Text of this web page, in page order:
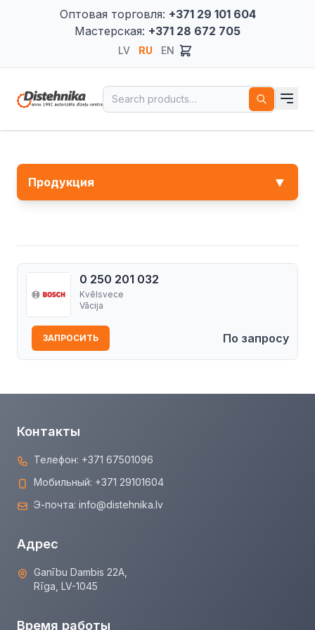
Оптовая торговля: +371 29 101 604
Мастерская: +371 28 672 705
LV RU EN
Search for:
Продукция ▼
0 250 201 032
Kvēlsvece
Vācija
По запросу
ЗАПРОСИТЬ
Контакты
Телефон: +371 67501096
Мобильный: +371 29101604
Э-почта: info@distehnika.lv
Адрес
Ganību Dambis 22A,
Rīga, LV-1045
Время работы